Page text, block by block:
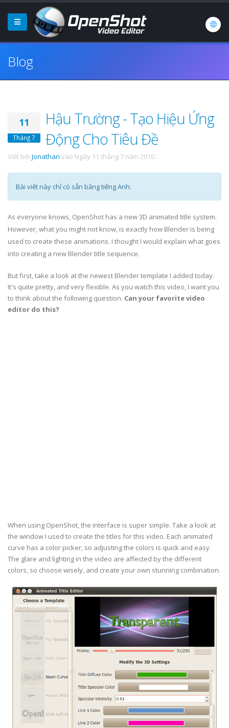
Blog
11
Tháng 7
Hậu Trường - Tạo Hiệu Ứng
Động Cho Tiêu Đề
Viết bởi Jonathan vào Ngày 11 tháng 7 năm 2010 .
Bài viết này chỉ có sẵn bằng tiếng Anh.
As everyone knows, OpenShot has a new 3D animated title system.
However, what you might not know, is exactly how Blender is being
used to create these animations. I thought I would explain what goes
into creating a new Blender title sequence.
But first, take a look at the newest Blender template I added today.
It's quite pretty, and very flexible. As you watch this video, I want you
to think about the following question. Can your favorite video
editor do this?
When using OpenShot, the interface is super simple. Take a look at
the window I used to create the titles for this video. Each animated
curve has a color picker, so adjusting the colors is quick and easy.
The glare and lighting in the video are affected by the different
colors, so choose wisely, and create your own stunning combination.